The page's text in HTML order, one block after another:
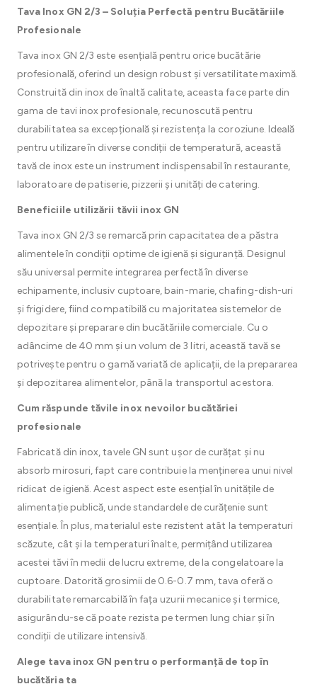
Tava Inox GN 2/3 – Soluția Perfectă pentru Bucătăriile
Profesionale
Tava inox GN 2/3 este esențială pentru orice bucătărie
profesională, oferind un design robust și versatilitate maximă.
Construită din inox de înaltă calitate, aceasta face parte din
gama de tavi inox profesionale, recunoscută pentru
durabilitatea sa excepțională și rezistența la coroziune. Ideală
pentru utilizare în diverse condiții de temperatură, această
tavă de inox este un instrument indispensabil în restaurante,
laboratoare de patiserie, pizzerii și unități de catering.
Beneficiile utilizării tăvii inox GN
Tava inox GN 2/3 se remarcă prin capacitatea de a păstra
alimentele în condiții optime de igienă și siguranță. Designul
său universal permite integrarea perfectă în diverse
echipamente, inclusiv cuptoare, bain-marie, chafing-dish-uri
și frigidere, fiind compatibilă cu majoritatea sistemelor de
depozitare și preparare din bucătăriile comerciale. Cu o
adâncime de 40 mm și un volum de 3 litri, această tavă se
potrivește pentru o gamă variată de aplicații, de la prepararea
și depozitarea alimentelor, până la transportul acestora.
Cum răspunde tăvile inox nevoilor bucătăriei
profesionale
Fabricată din inox, tavele GN sunt ușor de curățat și nu
absorb mirosuri, fapt care contribuie la menținerea unui nivel
ridicat de igienă. Acest aspect este esențial în unitățile de
alimentație publică, unde standardele de curățenie sunt
esențiale. În plus, materialul este rezistent atât la temperaturi
scăzute, cât și la temperaturi înalte, permițând utilizarea
acestei tăvi în medii de lucru extreme, de la congelatoare la
cuptoare. Datorită grosimii de 0.6-0.7 mm, tava oferă o
durabilitate remarcabilă în fața uzurii mecanice și termice,
asigurându-se că poate rezista pe termen lung chiar și în
condiții de utilizare intensivă.
Alege tava inox GN pentru o performanță de top în
bucătăria ta